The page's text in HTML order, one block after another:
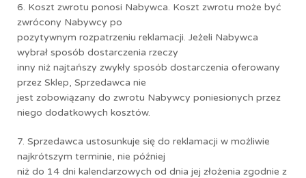
6. Koszt zwrotu ponosi Nabywca. Koszt zwrotu może być
zwrócony Nabywcy po
pozytywnym rozpatrzeniu reklamacji. Jeżeli Nabywca
wybrał sposób dostarczenia rzeczy
inny niż najtańszy zwykły sposób dostarczenia oferowany
przez Sklep, Sprzedawca nie
jest zobowiązany do zwrotu Nabywcy poniesionych przez
niego dodatkowych kosztów.
7. Sprzedawca ustosunkuje się do reklamacji w możliwie
najkrótszym terminie, nie później
niż do 14 dni kalendarzowych od dnia jej złożenia zgodnie z